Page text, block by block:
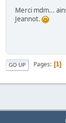
Merci mdm...
Jeannot.
GO UP Pages 1